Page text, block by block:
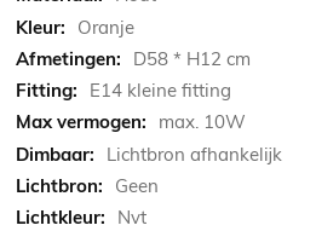
Oranje
D58 * H12 cm
E14 kleine fitting
max. 10W
Lichtbron afhankelijk
Geen
Nvt